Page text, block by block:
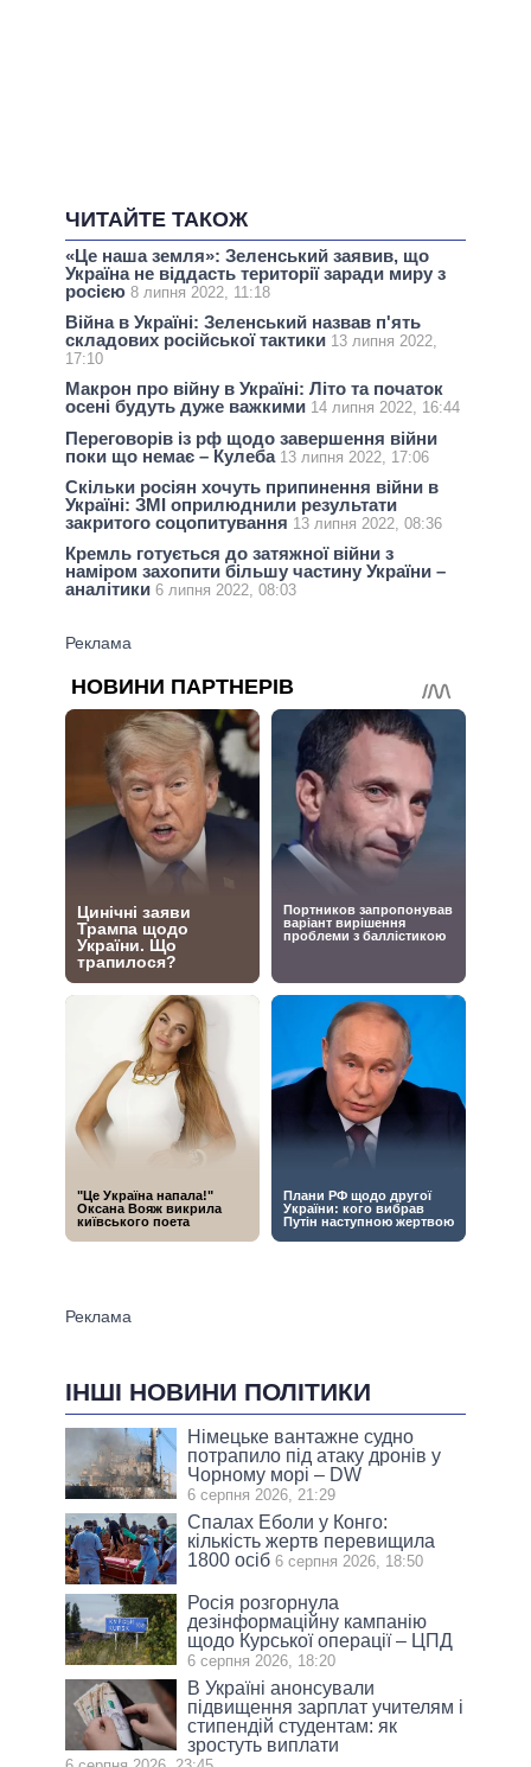
ЧИТАЙТЕ ТАКОЖ
«Це наша земля»: Зеленський заявив, що
Україна не віддасть території заради миру з
росією 8 липня 2022, 11:18
Війна в Україні: Зеленський назвав п'ять
складових російської тактики 13 липня 2022,
17:10
Макрон про війну в Україні: Літо та початок
осені будуть дуже важкими 14 липня 2022, 16:44
Переговорів із рф щодо завершення війни
поки що немає – Кулеба 13 липня 2022, 17:06
Скільки росіян хочуть припинення війни в
Україні: ЗМІ оприлюднили результати
закритого соцопитування 13 липня 2022, 08:36
Кремль готується до затяжної війни з
наміром захопити більшу частину України –
аналітики 6 липня 2022, 08:03
ІНШІ НОВИНИ ПОЛІТИКИ
Німецьке вантажне судно
потрапило під атаку дронів у
Чорному морі – DW
6 серпня 2026, 21:29
Спалах Еболи у Конго:
кількість жертв перевищила
1800 осіб 6 серпня 2026, 18:50
Росія розгорнула
дезінформаційну кампанію
щодо Курської операції – ЦПД
6 серпня 2026, 18:20
В Україні анонсували
підвищення зарплат учителям і
стипендій студентам: як
зростуть виплати